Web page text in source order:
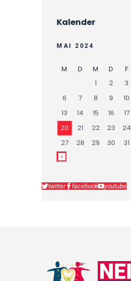
Kalender
MAI 2024
M D M D F
1
2 3
6
7 8 9 10
13
14 15 16 17
20
21 22 23 24
27
28 29 30 31
twitter facebook youtube